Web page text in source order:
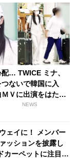
… TWICE ミナ、
ないで韓国に入
ＭＶに出演をはたす
らは体調を懸念する
NEWS
ェイに！ メンバー
ッションを披露し
カーペットに注目